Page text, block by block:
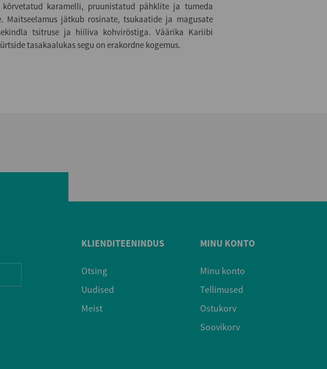
karamelli, pruunistatud pähklite ja tumeda
Maitseelamus jätkub rosinate, tsukaatide ja magusate
tsitruse ja hiiliva kohviröstiga. Väärika Kariibi
tasakaalukas segu on erakordne kogemus.
KLIENDITEENINDUS
Otsing
Uudised
Meist
MINU KONTO
Minu konto
Tellimused
Ostukorv
Soovikorv